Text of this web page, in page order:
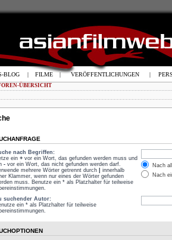
ÜBERSICHT
nach Begriffen:
ein + vor ein Wort, das gefunden werden muss und
- vor ein Wort, das nicht gefunden werden darf.
mehrere Wörter getrennt durch
innerhalb
Klammer, wenn nur eines der Wörter gefunden
muss. Benutze ein * als Platzhalter für teilweise
Nach
Nach
suchender Autor:
ein * als Platzhalter für teilweise
BLOG | FILME | VERÖFFENTLICHUNGEN |